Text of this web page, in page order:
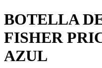
BOTELLA
FISHER
AZUL